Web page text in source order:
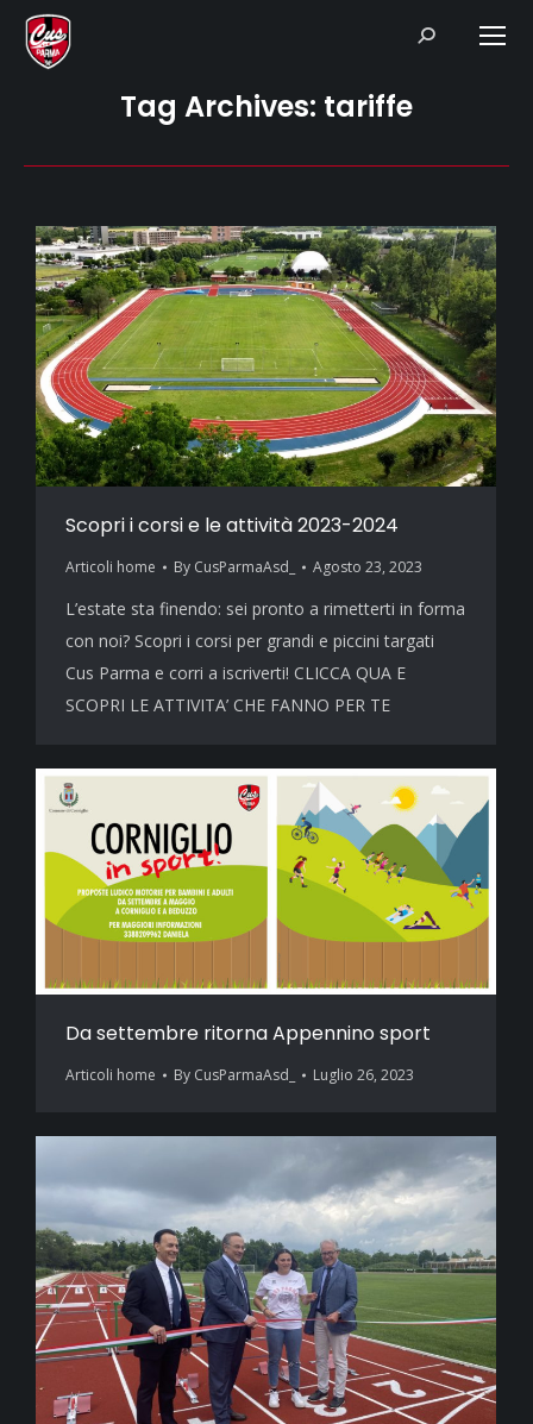
Search:
Tag Archives: tariffe
Scopri i corsi e le attività 2023-2024
Articoli home By CusParmaAsd_ Agosto 23, 2023
L’estate sta finendo: sei pronto a rimetterti in forma
con noi? Scopri i corsi per grandi e piccini targati
Cus Parma e corri a iscriverti! CLICCA QUA E
SCOPRI LE ATTIVITA’ CHE FANNO PER TE
Da settembre ritorna Appennino sport
Articoli home By CusParmaAsd_ Luglio 26, 2023